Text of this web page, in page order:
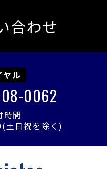
合わせ
ヤル
0062
時間
土日祝を除く)